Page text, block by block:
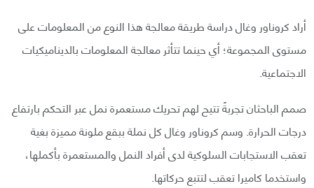
أراد كروناور وغال دراسة طريقة معالجة هذا النوع من المعلومات على
مستوى المجموعة؛ أي حينما تتأثر معالجة المعلومات بالديناميكيات
الاجتماعية.
صمم الباحثان تجربةً تتيح لهم تحريك مستعمرة نمل عبر التحكم بارتفاع
درجات الحرارة. وسم كروناور وغال كل نملة ببقع ملونة مميزة بغية
تعقب الاستجابات السلوكية لدى أفراد النمل والمستعمرة بأكملها،
واستخدما كاميرا تعقب لتتبع حركاتها.